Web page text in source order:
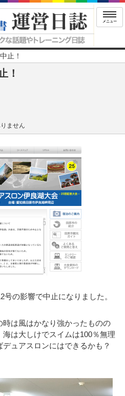
メニュー
止！
！
ません
の影響で中止になりました。
は風はかなり強かったものの
は大しけでスイムは100％無理
ュアスロンにはできるかも？